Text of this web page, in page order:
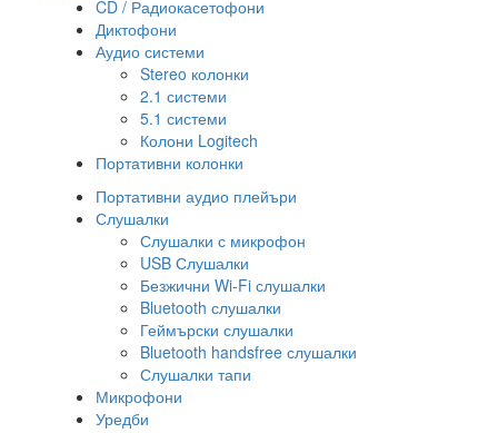
CD / Радиокасетофони
Диктофони
Аудио системи
Stereo колонки
2.1 системи
5.1 системи
Колони Logitech
Портативни колонки
Портативни аудио плейъри
Слушалки
Слушалки с микрофон
USB Слушалки
Безжични Wi-Fi слушалки
Bluetooth слушалки
Геймърски слушалки
Bluetooth handsfree слушалки
Слушалки тапи
Микрофони
Уредби